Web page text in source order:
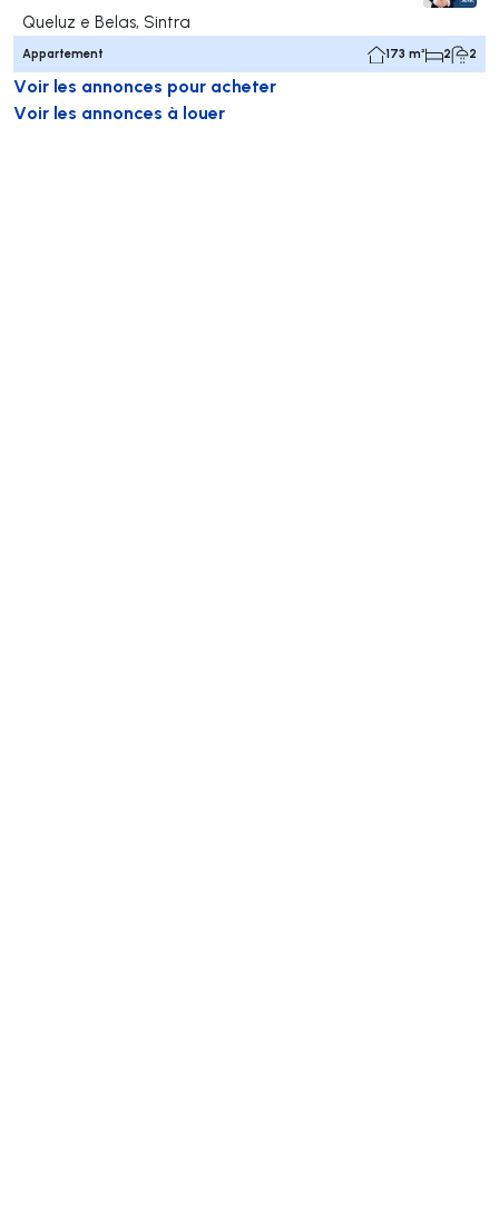
Queluz e Belas, Sintra
Appartement 173 m² 2 2
Voir les annonces pour acheter
Voir les annonces à louer